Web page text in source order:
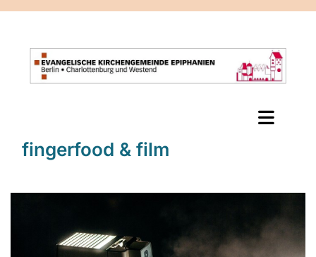
fingerfood & film